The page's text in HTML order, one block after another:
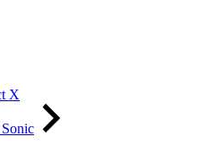
X